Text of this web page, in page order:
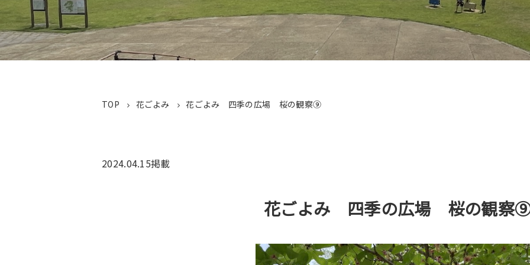
TOP 花ごよみ 花ごよみ 四季の広場 桜の観察⑨
2024.04.15掲載
花ごよみ 四季の広場 桜の観察